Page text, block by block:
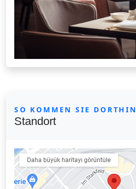
SO KOMMEN SIE DORTHIN
Standort